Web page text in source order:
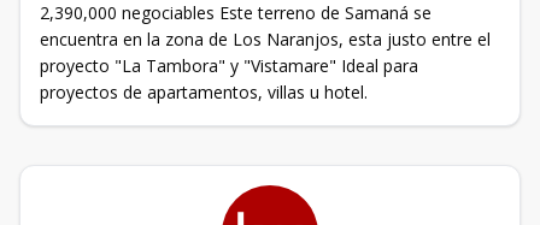
2,390,000 negociables Este terreno de Samaná se
encuentra en la zona de Los Naranjos, esta justo entre el
proyecto "La Tambora" y "Vistamare" Ideal para
proyectos de apartamentos, villas u hotel.